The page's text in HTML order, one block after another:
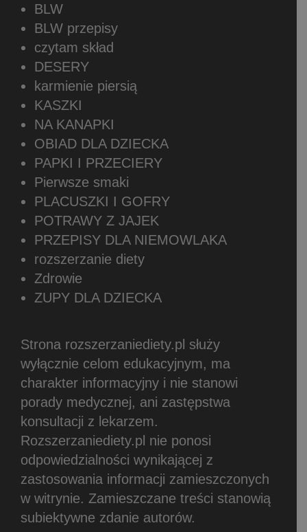
BLW
BLW przepisy
czytam skład
DESERY
karmienie piersią
KASZKI
NA KANAPKI
OBIAD DLA DZIECKA
PAPKI I PRZECIERY
Pierwsze smaki
PLACUSZKI I GOFRY
POTRAWY Z JAJEK
PRZEPISY DLA NIEMOWLAKA
rozszerzanie diety
Zdrowie
ZUPY DLA DZIECKA
Strona rozszerzaniediety.pl służy
wyłącznie celom edukacyjnym, ma
charakter informacyjny i nie stanowi
porady medycznej, ani zastępstwa
konsultacji z lekarzem.
Rozszerzaniediety.pl nie ponosi
odpowiedzialności wynikającej z
zastosowania informacji zamieszczonych
w witrynie. Zamieszczane treści stanowią
subiektywne zdanie autorów.